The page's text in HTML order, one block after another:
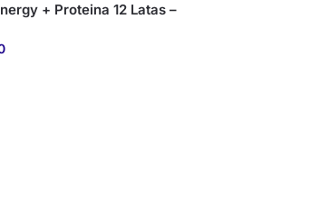
+ Proteina 12 Latas –